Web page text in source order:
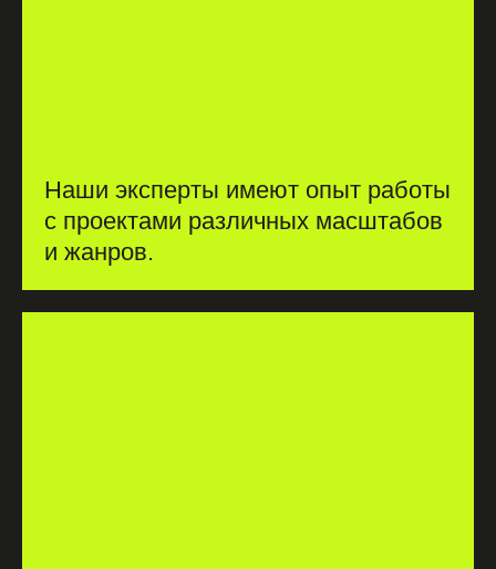
Наши эксперты имеют опыт работы
с проектами различных масштабов
и жанров.